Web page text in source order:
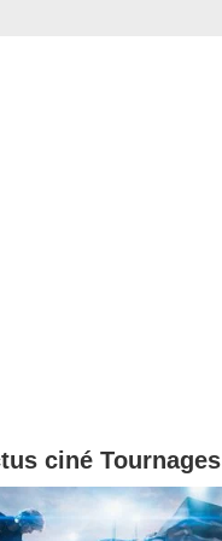
ciné Tournages